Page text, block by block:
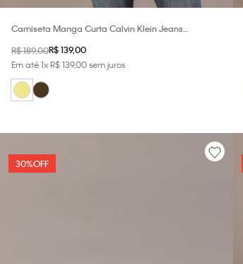
Camiseta Manga Curta Calvin Klein Jeans
R$189,00R$139,00
Em até1xR$139,00sem juros
30%OFF